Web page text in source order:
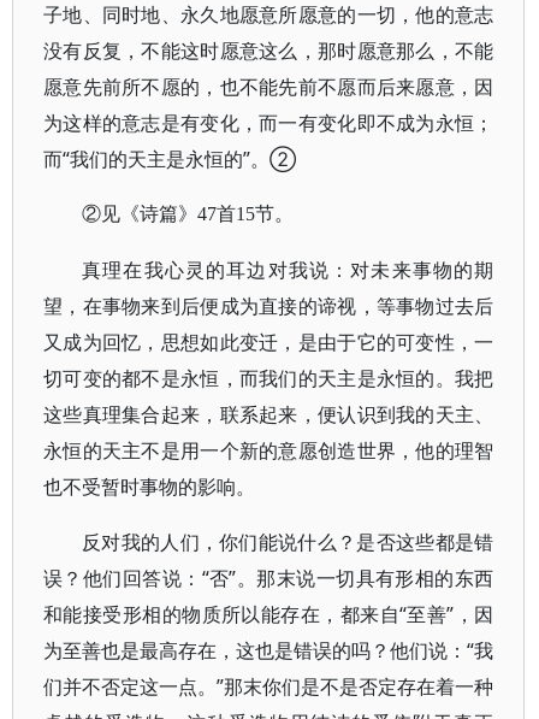
子地、同时地、永久地愿意所愿意的一切，他的意志
没有反复，不能这时愿意这么，那时愿意那么，不能
愿意先前所不愿的，也不能先前不愿而后来愿意，因
为这样的意志是有变化，而一有变化即不成为永恒；
而“我们的天主是永恒的”。②
②见《诗篇》47首15节。
真理在我心灵的耳边对我说：对未来事物的期
望，在事物来到后便成为直接的谛视，等事物过去后
又成为回忆，思想如此变迁，是由于它的可变性，一
切可变的都不是永恒，而我们的天主是永恒的。我把
这些真理集合起来，联系起来，便认识到我的天主、
永恒的天主不是用一个新的意愿创造世界，他的理智
也不受暂时事物的影响。
反对我的人们，你们能说什么？是否这些都是错
误？他们回答说：“否”。那末说一切具有形相的东西
和能接受形相的物质所以能存在，都来自“至善”，因
为至善也是最高存在，这也是错误的吗？他们说：“我
们并不否定这一点。”那末你们是不是否定存在着一种